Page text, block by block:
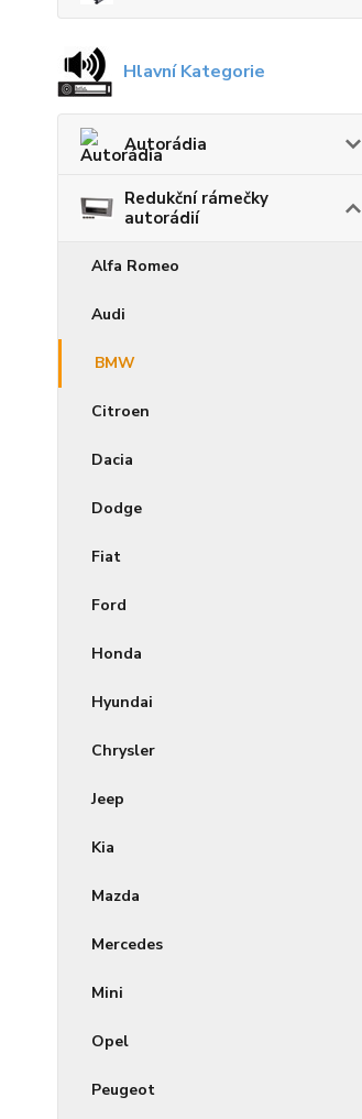
Hlavní Kategorie
Autorádia
Redukční rámečky
autorádií
Alfa Romeo
Audi
BMW
Citroen
Dacia
Dodge
Fiat
Ford
Honda
Hyundai
Chrysler
Jeep
Kia
Mazda
Mercedes
Mini
Opel
Peugeot